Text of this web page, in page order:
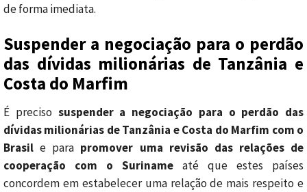
de forma imediata.
Suspender a negociação para o perdão
das dívidas milionárias de Tanzânia e
Costa do Marfim
É preciso suspender a negociação para o perdão das
dívidas milionárias de Tanzânia e Costa do Marfim com o
Brasil e para promover uma revisão das relações de
cooperação com o Suriname até que estes países
concordem em estabelecer uma relação de mais respeito e